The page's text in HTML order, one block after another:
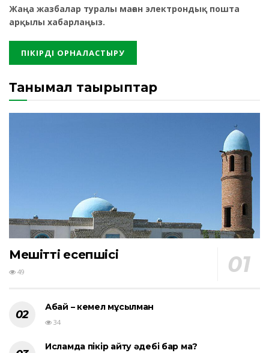
Жаңа жазбалар туралы маған электрондық пошта
арқылы хабарлаңыз.
Танымал тақырыптар
Мешіттің есепшісі
49
Абай – кемел мұсылман
34
Исламда пікір айту әдебі бар ма?